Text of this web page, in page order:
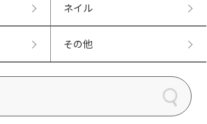
ネイル
その他